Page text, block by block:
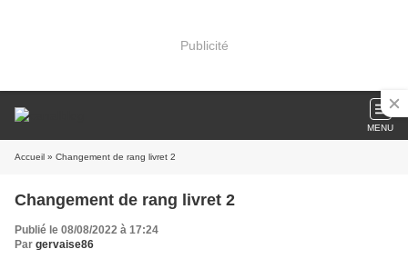
Publicité
MENU
Accueil » Changement de rang livret 2
Changement de rang livret 2
Publié le 08/08/2022 à 17:24
Par gervaise86